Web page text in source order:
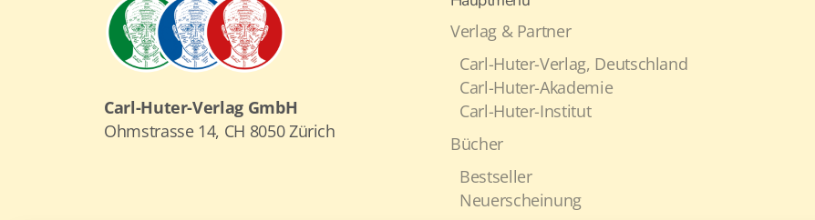
Carl-Huter-Verlag GmbH
Ohmstrasse 14, CH 8050 Zürich
Verlag & Partner
Carl-Huter-Verlag, Deutschland
Carl-Huter-Akademie
Carl-Huter-Institut
Bücher
Bestseller
Neuerscheinung